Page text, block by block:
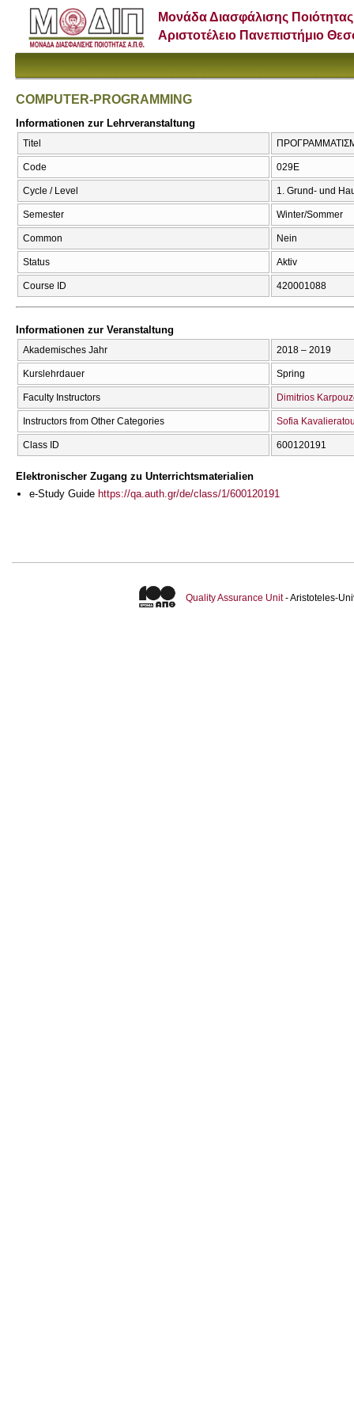
Μονάδα Διασφάλισης Ποιότητας
Αριστοτέλειο Πανεπιστήμιο
COMPUTER-PROGRAMMING
Informationen zur Lehrveranstaltung
Titel
Code 029Ε
Cycle / Level 1. Grund- und
Semester Winter/Sommer
Common Nein
Status Aktiv
Course ID 420001088
Informationen zur Veranstaltung
Akademisches Jahr 2018 – 2019
Kurslehrdauer Spring
Faculty Instructors Dimitrios
Instructors from Other Categories Sofia
Class ID 600120191
Elektronischer Zugang zu Unterrichtsmaterialien
e-Study Guide https://qa.auth.gr/de/class/1/600120191
Quality Assurance Unit- Aristoteles-